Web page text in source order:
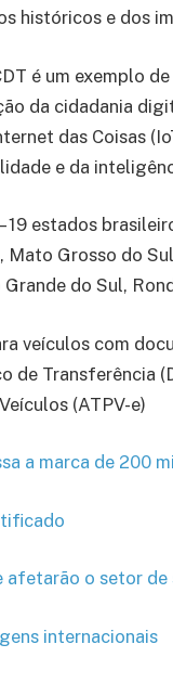
históricos e dos
é um exemplo
da cidadania
das Coisas
e da
19 estados
Mato Grosso do
do Sul,
veículos com
de Transferência
(ATPV-e)
a marca de 200
o setor de
internacionais